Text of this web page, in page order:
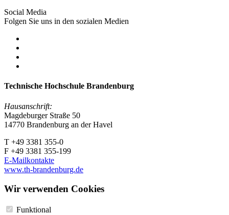
Social Media
Folgen Sie uns in den sozialen Medien
Technische Hochschule Brandenburg
Hausanschrift:
Magdeburger Straße 50
14770 Brandenburg an der Havel
T +49 3381 355-0
F +49 3381 355-199
E-Mailkontakte
www.th-brandenburg.de
Wir verwenden Cookies
Funktional